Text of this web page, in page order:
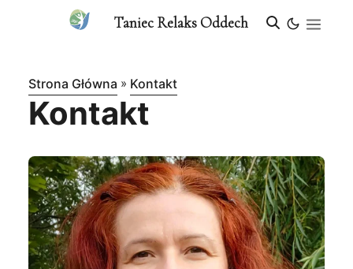
Taniec Relaks Oddech
Strona Główna » Kontakt
Kontakt